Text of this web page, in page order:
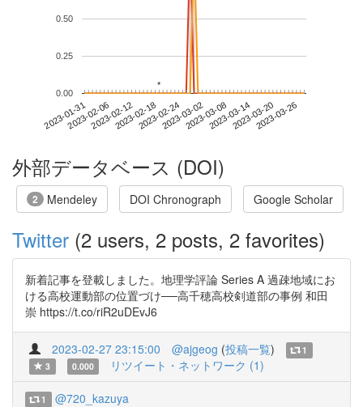
2023-01-312023-02-062023-02-122023-02-182023-02-242023-03-022023-03-082023-03-142023-03-202023-03-26
0.00
0.25
0.50
**
外部データベース (DOI)
2 Mendeley DOI Chronograph Google Scholar
Twitter (2 users, 2 posts, 2 favorites)
新着記事を登載しました。地理学評論 Series A 過疎地域にお
ける高校運動部の位置づけ──高千穂高校剣道部の事例 和田
崇 https://t.co/riR2uDEvJ6
2023-02-27 23:15:00 @ajgeog (投稿一覧)
1
3
0.000 リツイート・ネットワーク (1)
1 @720_kazuya